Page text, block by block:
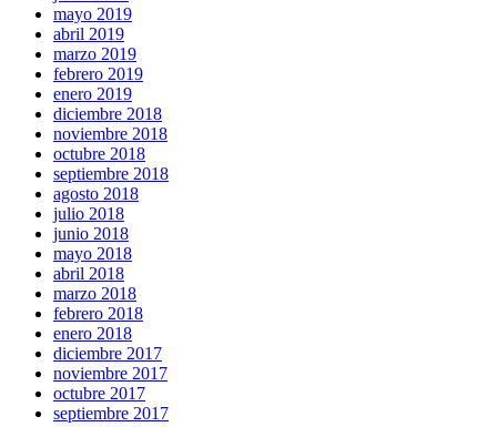
mayo 2019
abril 2019
marzo 2019
febrero 2019
enero 2019
diciembre 2018
noviembre 2018
octubre 2018
septiembre 2018
agosto 2018
julio 2018
junio 2018
mayo 2018
abril 2018
marzo 2018
febrero 2018
enero 2018
diciembre 2017
noviembre 2017
octubre 2017
septiembre 2017